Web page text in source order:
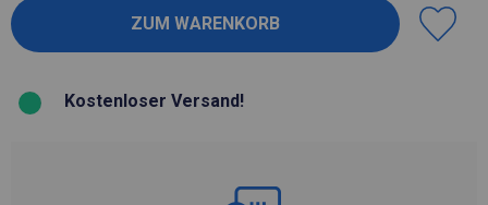
Kostenloser Versand!